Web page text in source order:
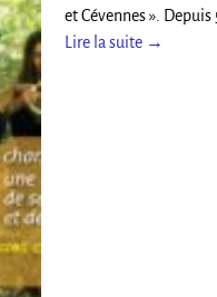
et Cévennes ».
Lire la suite →